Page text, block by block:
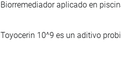
Biorremediador aplicado en
Toyocerin 10^9 es un aditivo